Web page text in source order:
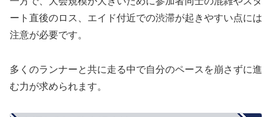
ート直後のロス、エイド付近での渋滞が起きやすい点には
注意が必要です。
多くのランナーと共に走る中で自分のペースを崩さずに進
む力が求められます。